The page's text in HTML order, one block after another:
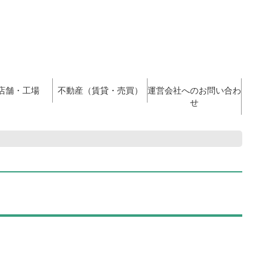
舗・工場 不動産（賃貸・売買）
運営会社へのお問い合わ
せ